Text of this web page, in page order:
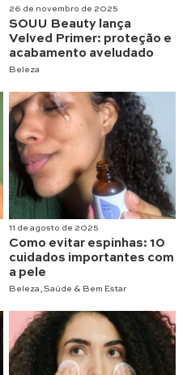
26 de novembro de 2025
SOUU Beauty lança
Velved Primer: proteção e
acabamento aveludado
Beleza
11 de agosto de 2025
Como evitar espinhas: 10
cuidados importantes com
a pele
Beleza Saúde & Bem Estar